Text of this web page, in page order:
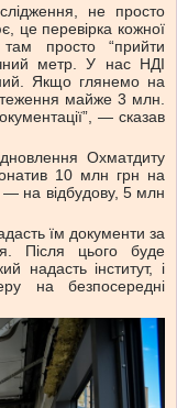
не просто
це перевірка кожної
там просто “прийти
метр. У нас НДІ
Якщо глянемо на
майже 3 млн.
— сказав
Охматдиту
10 млн грн на
— на відбудову, 5 млн
їм документи за
Після цього буде
надасть інститут, і
на безпосередні